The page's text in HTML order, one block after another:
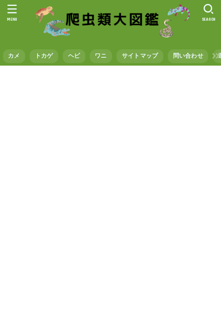
カメ トカゲ ヘビ ワニ サイトマップ 問い合わせ
SEARCH
MENU